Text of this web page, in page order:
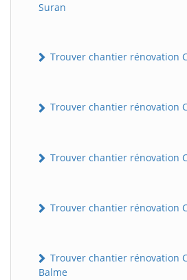
Suran
Trouver chantier rénovation
Trouver chantier rénovation
Trouver chantier rénovation
Trouver chantier rénovation
Trouver chantier rénovation
Balme